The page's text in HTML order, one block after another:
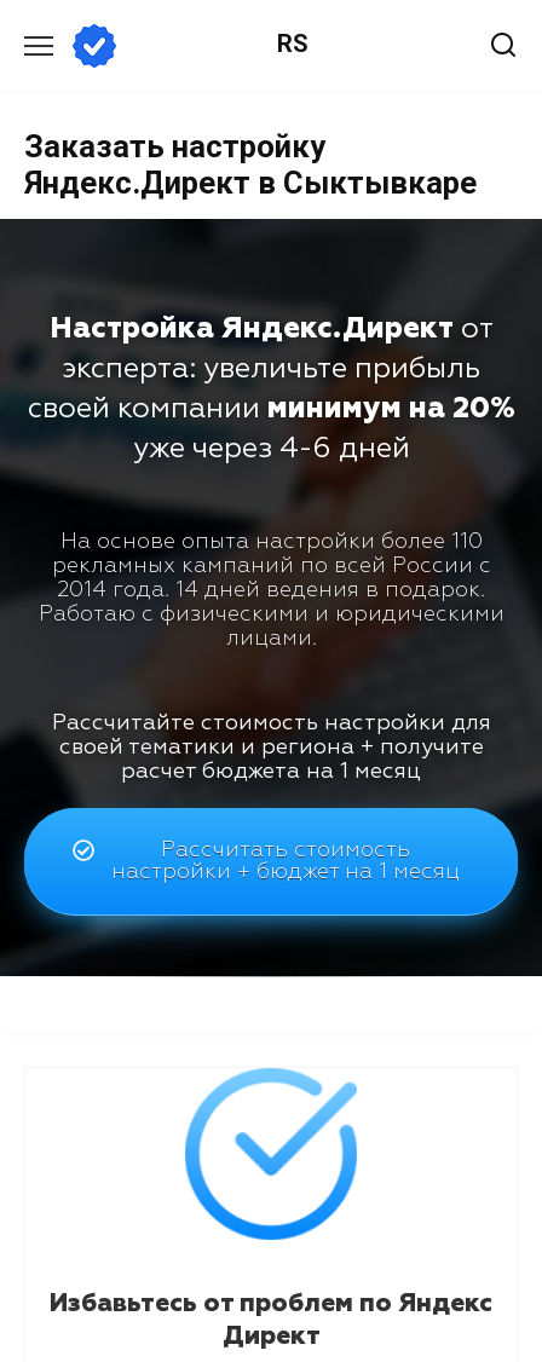
RS
Заказать настройку
Яндекс.Директ в Сыктывкаре
Настройка Яндекс.Директ от
эксперта: увеличьте прибыль
своей компании минимум на 20%
уже через 4-6 дней
На основе опыта настройки более 110
рекламных кампаний по всей России с
2014 года. 14 дней ведения в подарок.
Работаю с физическими и юридическими
лицами.
Рассчитайте стоимость настройки для
своей тематики и региона + получите
расчет бюджета на 1 месяц
Рассчитать стоимость
настройки + бюджет на 1 месяц
Избавьтесь от проблем по Яндекс
Директ